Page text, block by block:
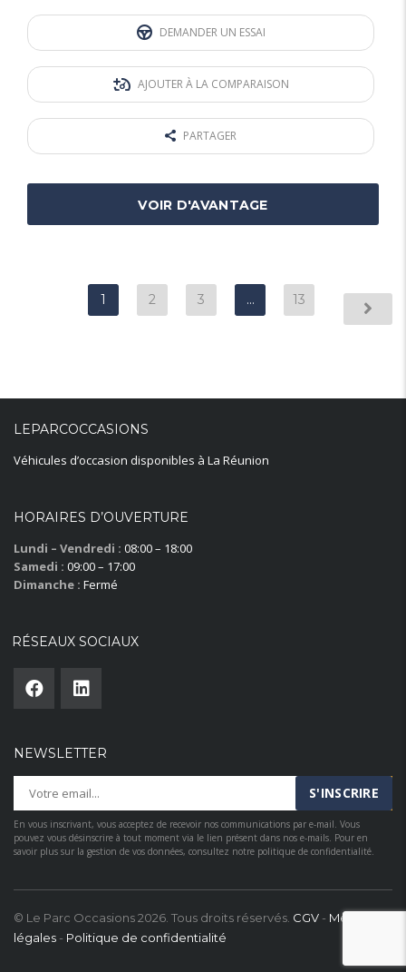
DEMANDER UN ESSAI
AJOUTER À LA COMPARAISON
PARTAGER
VOIR D'AVANTAGE
1 2 3 … 13
LEPARCOCCASIONS
Véhicules d’occasion disponibles à La Réunion
HORAIRES D’OUVERTURE
Lundi – Vendredi : 08:00 – 18:00
Samedi : 09:00 – 17:00
Dimanche : Fermé
RÉSEAUX SOCIAUX
NEWSLETTER
En vous inscrivant, vous acceptez de recevoir nos communications par e-mail. Vous
pouvez vous désinscrire à tout moment via le lien présent dans nos e-mails. Pour en
savoir plus sur la gestion de vos données, consultez notre politique de confidentialité.
© Le Parc Occasions 2026. Tous droits réservés. CGV - Mentions
légales - Politique de confidentialité